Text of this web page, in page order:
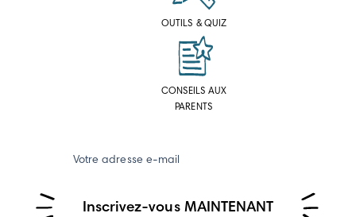
OUTILS & QUIZ
CONSEILS AUX
PARENTS
Votre adresse e-mail
Inscrivez-vous MAINTENANT